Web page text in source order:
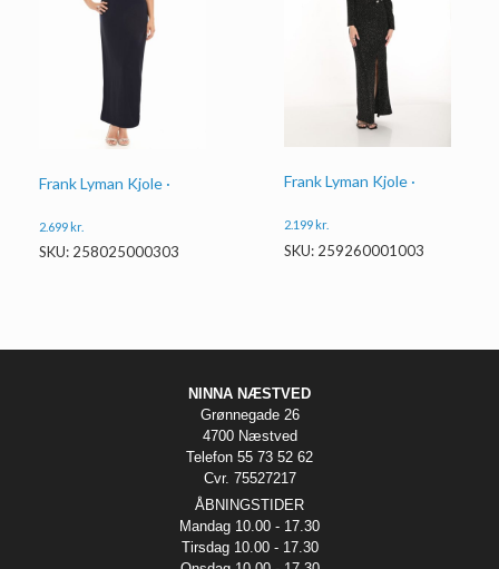
Frank Lyman Kjole ·
2.699kr.
SKU: 258025000303
Frank Lyman Kjole ·
2.199 kr.
SKU: 259260001003
NINNA NÆSTVED
Grønnegade 26
4700 Næstved
Telefon 55 73 52 62
Cvr. 75527217
ÅBNINGSTIDER
Mandag 10.00 - 17.30
Tirsdag 10.00 - 17.30